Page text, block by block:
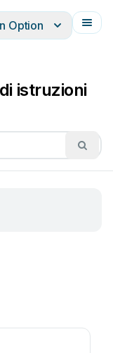
Option
istruzioni